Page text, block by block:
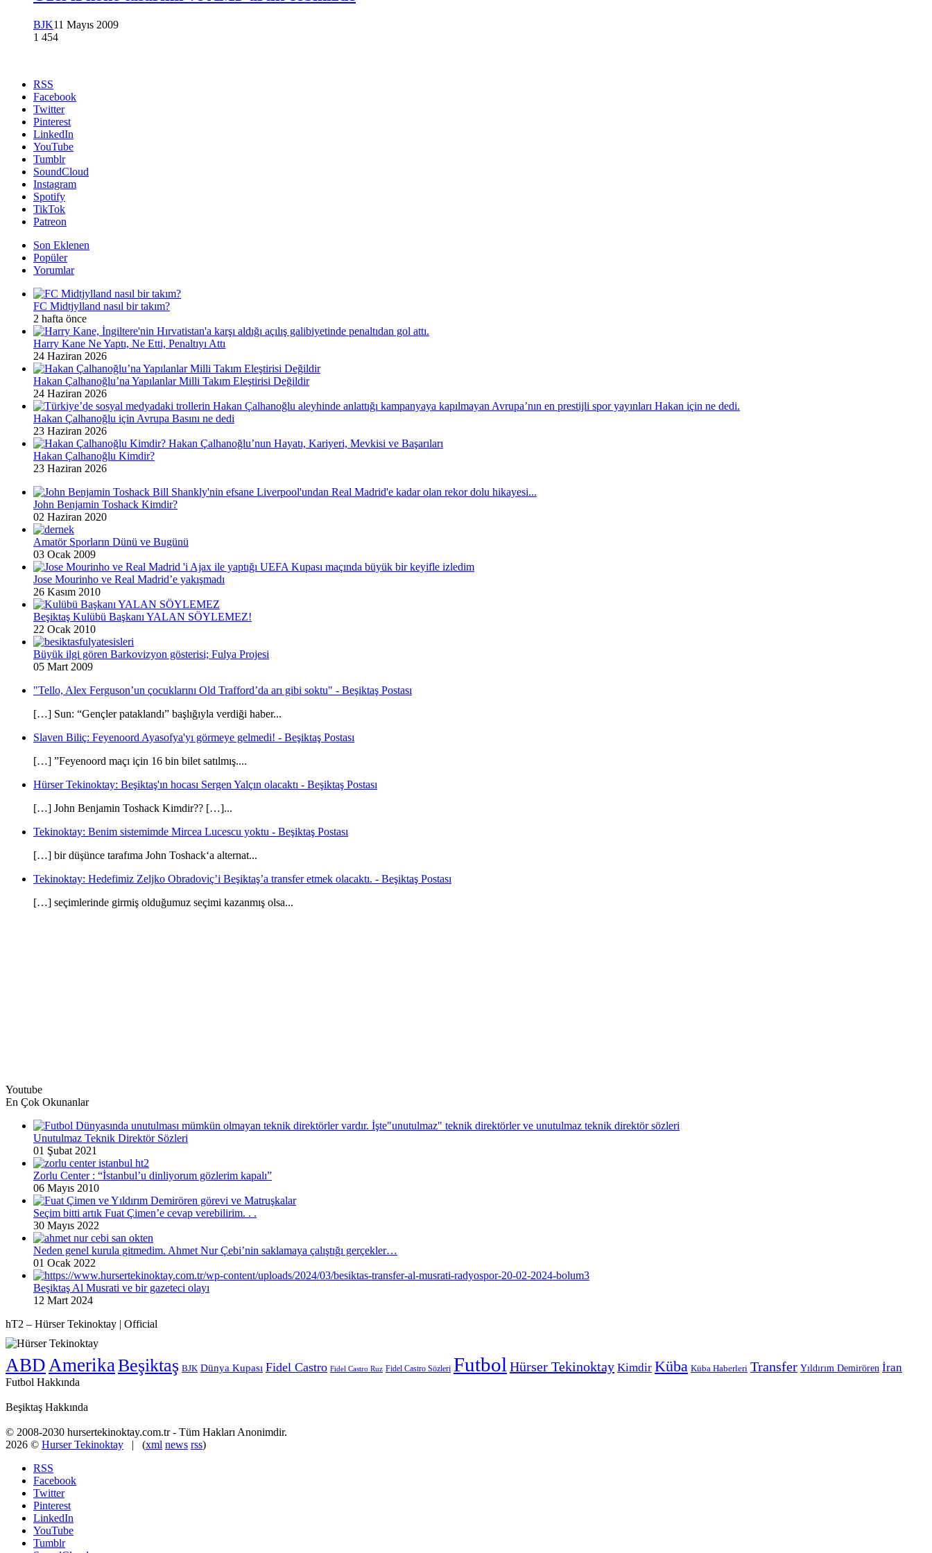
BJK11 Mayıs 2009
1 454
RSS
Facebook
Twitter
Pinterest
LinkedIn
YouTube
Tumblr
SoundCloud
Instagram
Spotify
TikTok
Patreon
Son Eklenen
Popüler
Yorumlar
FC Midtjylland nasıl bir takım?
2 hafta önce
Harry Kane Ne Yaptı, Ne Etti, Penaltıyı Attı
24 Haziran 2026
Hakan Çalhanoğlu’na Yapılanlar Milli Takım Eleştirisi Değildir
24 Haziran 2026
Hakan Çalhanoğlu için Avrupa Basını ne dedi
23 Haziran 2026
Hakan Çalhanoğlu Kimdir?
23 Haziran 2026
John Benjamin Toshack Kimdir?
02 Haziran 2020
Amatör Sporların Dünü ve Bugünü
03 Ocak 2009
Jose Mourinho ve Real Madrid’e yakışmadı
26 Kasım 2010
Beşiktaş Kulübü Başkanı YALAN SÖYLEMEZ!
22 Ocak 2010
Büyük ilgi gören Barkovizyon gösterisi; Fulya Projesi
05 Mart 2009
"Tello, Alex Ferguson’un çocuklarını Old Trafford’da arı gibi soktu" - Beşiktaş Postası
[…] Sun: “Gençler pataklandı” başlığıyla verdiği haber...
Slaven Biliç: Feyenoord Ayasofya'yı görmeye gelmedi! - Beşiktaş Postası
[…] ”Feyenoord maçı için 16 bin bilet satılmış....
Hürser Tekinoktay: Beşiktaş'ın hocası Sergen Yalçın olacaktı - Beşiktaş Postası
[…] John Benjamin Toshack Kimdir?? […]...
Tekinoktay: Benim sistemimde Mircea Lucescu yoktu - Beşiktaş Postası
[…] bir düşünce tarafıma John Toshack‘a alternat...
Tekinoktay: Hedefimiz Zeljko Obradoviç’i Beşiktaş’a transfer etmek olacaktı. - Beşiktaş Postası
[…] seçimlerinde girmiş olduğumuz seçimi kazanmış olsa...
Youtube
En Çok Okunanlar
Unutulmaz Teknik Direktör Sözleri
01 Şubat 2021
Zorlu Center : “İstanbul’u dinliyorum gözlerim kapalı”
06 Mayıs 2010
Seçim bitti artık Fuat Çimen’e cevap verebilirim. . .
30 Mayıs 2022
Neden genel kurula gitmedim. Ahmet Nur Çebi’nin saklamaya çalıştığı gerçekler…
01 Ocak 2022
Beşiktaş Al Musrati ve bir gazeteci olayı
12 Mart 2024
hT2 – Hürser Tekinoktay | Official
ABD Amerika Beşiktaş BJK Dünya Kupası Fidel Castro Fidel Castro Ruz Fidel Castro Sözleri Futbol Hürser Tekinoktay Kimdir Küba Küba Haberleri Transfer Yıldırım Demirören İran
Futbol Hakkında
Beşiktaş Hakkında
© 2008-2030 hursertekinoktay.com.tr - Tüm Hakları Anonimdir.
2026 © Hurser Tekinoktay | (xml news rss)
RSS
Facebook
Twitter
Pinterest
LinkedIn
YouTube
Tumblr